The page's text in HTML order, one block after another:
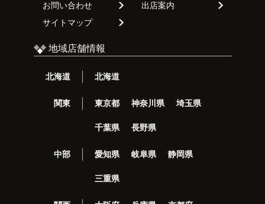
お問い合わせ
出店案内
サイトマップ
地域店舗情報
北海道 北海道
関東 東京都 神奈川県 埼玉県
千葉県 長野県
中部 愛知県 岐阜県 静岡県
三重県